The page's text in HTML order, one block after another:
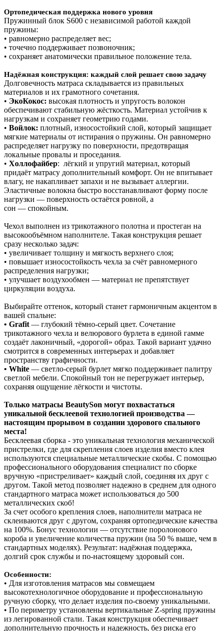
Ортопедическая поддержка нового уровня
Пружинный блок S600 с независимой работой каждой
пружины:
• равномерно распределяет вес;
• точечно поддерживает позвоночник;
• сохраняет анатомически правильное положение тела.
Надёжная конструкция: каждый слой решает свою задачу
Долговечность матраса складывается из правильных
материалов и их грамотного сочетания.
• ЭкоКокос: высокая плотность и упругость волокон
обеспечивают стабильную жёсткость. Материал устойчив к
нагрузкам и сохраняет геометрию годами.
• Войлок: плотный, износостойкий слой, который защищает
мягкие материалы от истирания о пружины. Он равномерно
распределяет нагрузку по поверхности, предотвращая
локальные провалы и проседания.
• Холлофайбер: лёгкий и упругий материал, который
придаёт матрасу дополнительный комфорт. Он не впитывает
влагу, не накапливает запахи и не вызывает аллергии.
Эластичные волокна быстро восстанавливают форму после
нагрузки — поверхность остаётся ровной, а
сон — спокойным.
Чехол выполнен из трикотажного полотна и простеган на
высокообъёмном наполнителе. Такая конструкция решает
сразу несколько задач:
• увеличивает толщину и мягкость верхнего слоя;
• повышает износостойкость чехла за счёт равномерного
распределения нагрузки;
• улучшает воздухообмен — материал не препятствует
циркуляции воздуха.
Выбирайте оттенок, который станет гармоничным акцентом в
вашей спальне:
• Grafit — глубокий тёмно‑серый цвет. Сочетание
трикотажного чехла и велюрового бурлета в единой гамме
создаёт лаконичный, «дорогой» образ. Такой вариант удачно
смотрится в современных интерьерах и добавляет
пространству графичности.
• White — светло‑серый бурлет мягко поддерживает палитру
светлой мебели. Спокойный тон не перегружает интерьер,
сохраняя ощущение лёгкости и чистоты.
Только матрасы BeautySon могут похвастаться
уникальной бесклеевой технологией производства —
настоящим прорывом в создании здорового спального
места!
Бесклеевая сборка - это уникальная технология механической
пристрелки, где для скрепления слоев изделия вместо клея
используются специальные металлические скобы. С помощью
профессионального оборудования специалист по сборке
вручную «пристреливает» каждый слой, соединяя их друг с
другом. Такой метод позволяет надежно в среднем для одного
стандартного матраса может использоваться до 500
металлических скоб!
За счет особого крепления слоев, наполнители матраса не
склеиваются друг с другом, сохраняя ортопедические качества
на 100%. Бонус технологии — отсутствие поролонового
короба и увеличение количества пружин (на 50 % выше, чем в
стандартных моделях). Результат: надёжная поддержка,
долгий срок службы и по‑настоящему здоровый сон.
Особенности:
• Для изготовления матрасов мы совмещаем
высокотехнологичное оборудование и профессиональную
ручную сборку, что делает изделия по-своему уникальными.
• По периметру установлены вертикальные Z-spring пружины
из легированной стали. Такая конструкция обеспечивает
дополнительную прочность и надежность, без риска его